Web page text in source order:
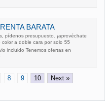
BARATA
pídenos presupuesto. ¡aprovéchate
a doble cara por solo 55
incluido Tenemos ofertas en
8 9 10 Next »